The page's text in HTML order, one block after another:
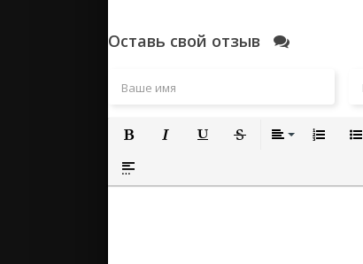
Оставь свой отзыв
Полужирный
Вставка спойлера